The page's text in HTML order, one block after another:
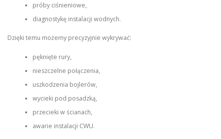
próby ciśnieniowe,
diagnostykę instalacji wodnych.
Dzięki temu możemy precyzyjnie wykrywać:
pęknięte rury,
nieszczelne połączenia,
uszkodzenia bojlerów,
wycieki pod posadzką,
przecieki w ścianach,
awarie instalacji CWU.